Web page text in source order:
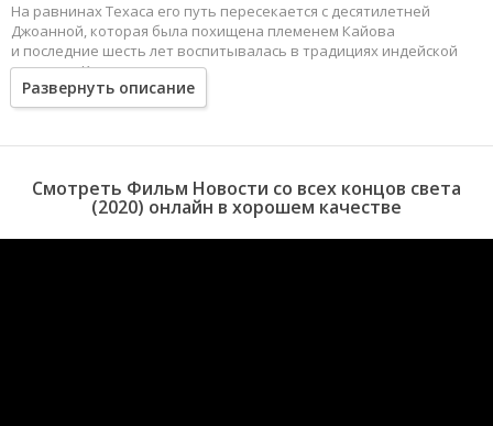
На равнинах Техаса его путь пересекается с десятилетней
Джоанной, которая была похищена племенем Кайова
и последние шесть лет воспитывалась в традициях индейской
коммуны. Кидд соглашается доставить девочку в дом ее дяди
и тети, единственных оставшихся в живых родственников.
Преодолевая сотни миль по суровой дикой местности, эти двое
с человеческой жестокостью, в поисках места, которое назовут
Развернуть описание
Смотреть Фильм Новости со всех концов света
(2020) онлайн в хорошем качестве